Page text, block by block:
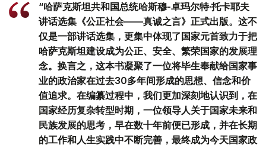
“哈萨克斯坦共和国总统哈斯穆-卓玛尔特·托卡耶夫
讲话选集《公正社会——真诚之言》正式出版。这不
仅是一部讲话选集，更集中体现了国家元首致力于把
哈萨克斯坦建设成为公正、安全、繁荣国家的发展理
念。换言之，这本书凝聚了一位将毕生奉献给国家事
业的政治家在过去30多年间形成的思想、信念和价
值追求。在编纂过程中，我们更加深刻地认识到，在
国家经历复杂转型时期，一位领导人关于国家未来和
民族发展的思考，早在数十年前便已形成，并在长期
的工作和人生实践中不断完善，最终成为今天国家政